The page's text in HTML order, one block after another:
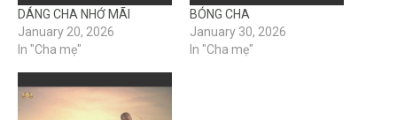
DÁNG CHA NHỚ MÃI
January 20, 2026
In "Cha mẹ"
BÓNG CHA
January 30, 2026
In "Cha mẹ"